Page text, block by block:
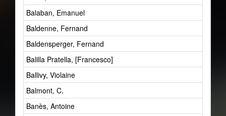
Balaban, Emanuel
Baldenne, Fernand
Baldensperger, Fernand
Balilla Pratella, [Francesco]
Ballivy, Violaine
Balmont, C.
Banès, Antoine